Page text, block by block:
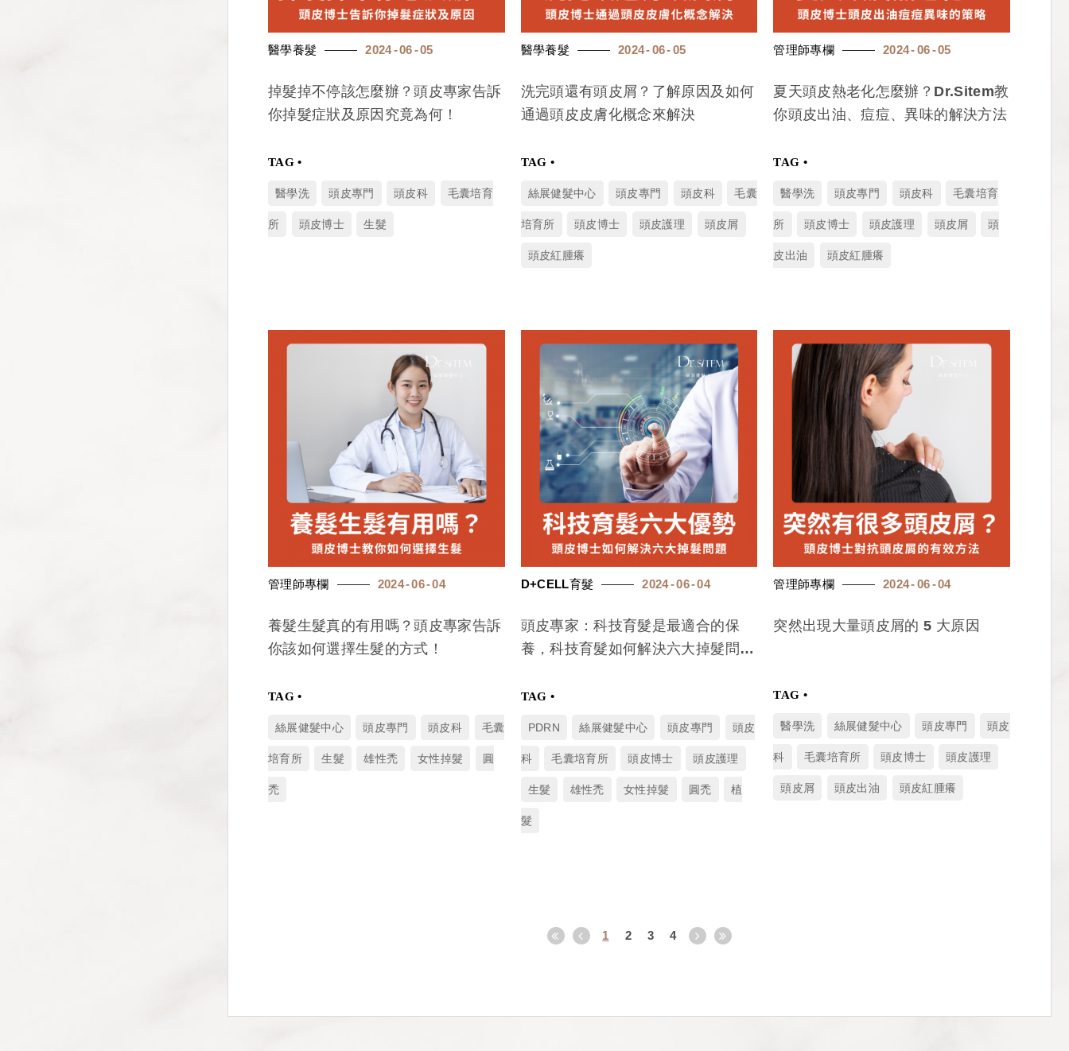
醫學養髮 05
06
2024
掉髮掉不停該怎麼辦？頭皮專家告訴
你掉髮症狀及原因究竟為何！
醫學洗 頭皮專門 頭皮科 毛囊培育
所 頭皮博士 生髮
醫學養髮 05
06
2024
洗完頭還有頭皮屑？了解原因及如何
通過頭皮皮膚化概念來解決
絲展健髮中心 頭皮專門 頭皮科 毛囊
培育所 頭皮博士 頭皮護理 頭皮屑
頭皮紅腫癢
管理師專欄 05
06
2024
夏天頭皮熱老化怎麼辦？Dr.Sitem教
你頭皮出油、痘痘、異味的解決方法
醫學洗 頭皮專門 頭皮科 毛囊培育
所 頭皮博士 頭皮護理 頭皮屑 頭
皮出油 頭皮紅腫癢
管理師專欄 04
06
2024
養髮生髮真的有用嗎？頭皮專家告訴
你該如何選擇生髮的方式！
絲展健髮中心 頭皮專門 頭皮科 毛囊
培育所 生髮 雄性禿 女性掉髮 圓
禿
D+CELL育髮 04
06
2024
頭皮專家：科技育髮是最適合的保
養，科技育髮如何解決六大掉髮問
PDRN 絲展健髮中心 頭皮專門 頭皮
科 毛囊培育所 頭皮博士 頭皮護理
生髮 雄性禿 女性掉髮 圓禿 植
髮
管理師專欄 04
06
2024
突然出現大量頭皮屑的 5 大原因
醫學洗 絲展健髮中心 頭皮專門 頭皮
科 毛囊培育所 頭皮博士 頭皮護理
頭皮屑 頭皮出油 頭皮紅腫癢
1 2 3 4